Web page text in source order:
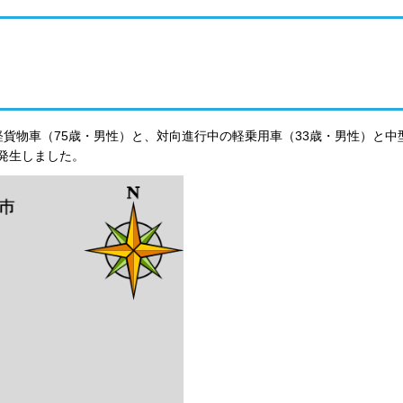
物車（75歳・男性）と、対向進行中の軽乗用車（33歳・男性）と中
しました。